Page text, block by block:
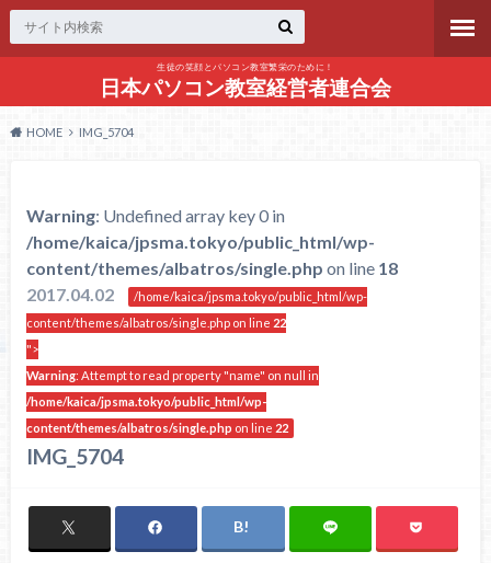
生徒の笑顔とパソコン教室繁栄のために！
日本パソコン教室経営者連合会
HOME IMG_5704
Warning: Undefined array key 0 in
/home/kaica/jpsma.tokyo/public_html/wp-
content/themes/albatros/single.php on line 18
2017.04.02
/home/kaica/jpsma.tokyo/public_html/wp-
content/themes/albatros/single.php on line 22
">
Warning: Attempt to read property "name" on null in
/home/kaica/jpsma.tokyo/public_html/wp-
content/themes/albatros/single.php on line 22
IMG_5704